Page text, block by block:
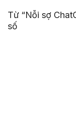
Từ “Nỗi sợ
số